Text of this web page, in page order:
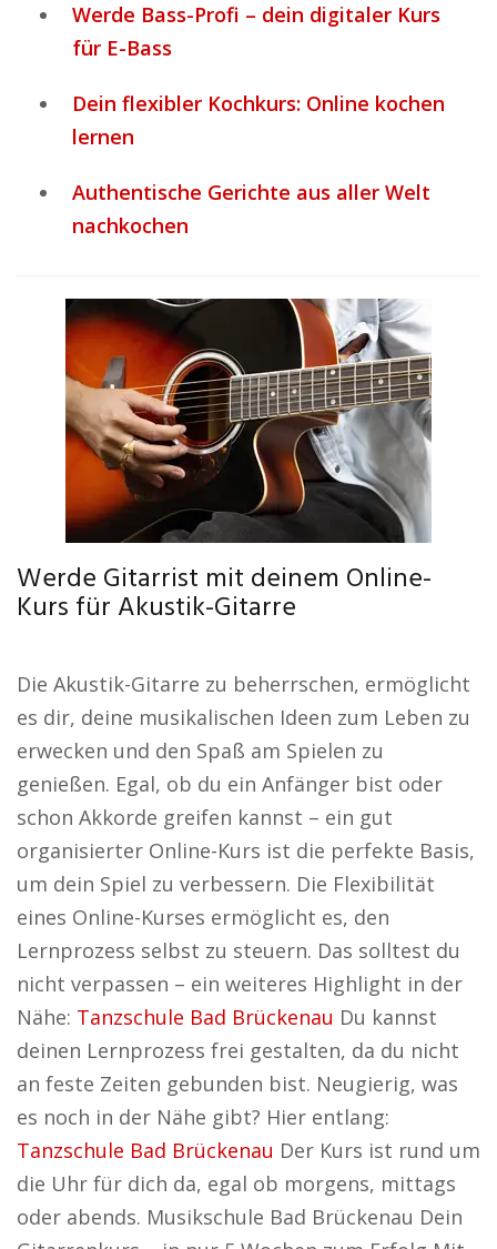
Werde Bass-Profi – dein digitaler Kurs
für E-Bass
Dein flexibler Kochkurs: Online kochen
lernen
Authentische Gerichte aus aller Welt
nachkochen
Werde Gitarrist mit deinem Online-
Kurs für Akustik-Gitarre
Die Akustik-Gitarre zu beherrschen, ermöglicht
es dir, deine musikalischen Ideen zum Leben zu
erwecken und den Spaß am Spielen zu
genießen. Egal, ob du ein Anfänger bist oder
schon Akkorde greifen kannst – ein gut
organisierter Online-Kurs ist die perfekte Basis,
um dein Spiel zu verbessern. Die Flexibilität
eines Online-Kurses ermöglicht es, den
Lernprozess selbst zu steuern. Das solltest du
nicht verpassen – ein weiteres Highlight in der
Nähe: Tanzschule Bad Brückenau Du kannst
deinen Lernprozess frei gestalten, da du nicht
an feste Zeiten gebunden bist. Neugierig, was
es noch in der Nähe gibt? Hier entlang:
Tanzschule Bad Brückenau Der Kurs ist rund um
die Uhr für dich da, egal ob morgens, mittags
oder abends. Musikschule Bad Brückenau Dein